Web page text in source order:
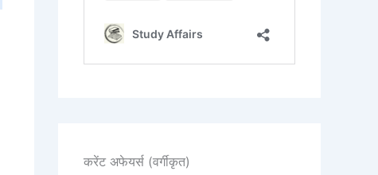
करेंट अफेयर्स (वर्गीकृत)